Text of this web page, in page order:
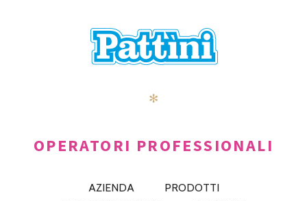
✻
OPERATORI PROFESSIONALI
AZIENDA
PRODOTTI